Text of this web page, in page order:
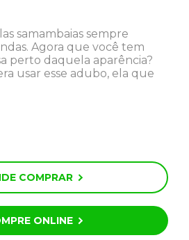
samambaias sempre
Agora que você tem
perto daquela aparência?
usar esse adubo, ela que
COMPRAR
ONLINE